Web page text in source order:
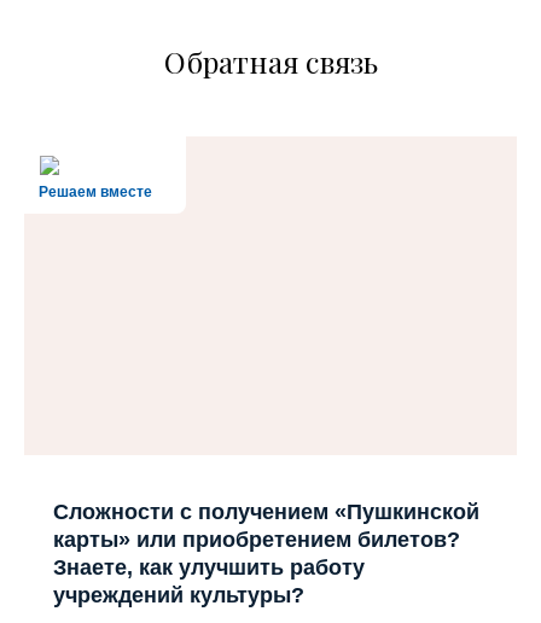
Обратная связь
Решаем вместе
Сложности с получением «Пушкинской
карты» или приобретением билетов?
Знаете, как улучшить работу
учреждений культуры?